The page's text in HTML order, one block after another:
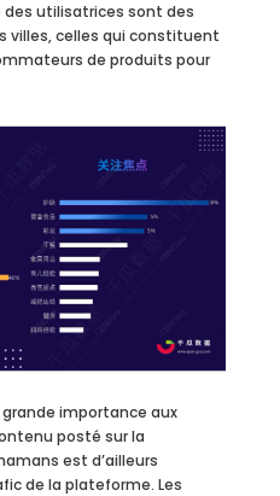
utilisatrices sont des
villes, celles qui constituent
de produits pour
importance aux
posté sur la
est d’ailleurs
de la plateforme. Les